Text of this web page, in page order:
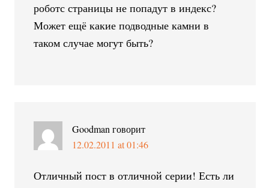
роботс страницы не попадут в индекс?
Может ещё какие подводные камни в
таком случае могут быть?
Goodman говорит
12.02.2011 at 01:46
Отличный пост в отличной серии! Есть ли